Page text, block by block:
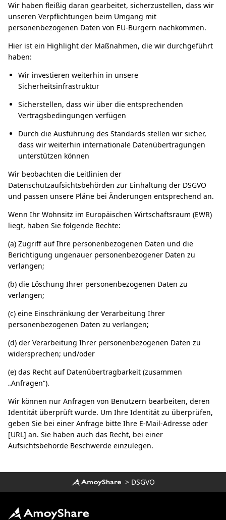
Wir haben fleißig daran gearbeitet, sicherzustellen, dass wir
unseren Verpflichtungen beim Umgang mit
personenbezogenen Daten von EU-Bürgern nachkommen.
Hier ist ein Highlight der Maßnahmen, die wir durchgeführt
haben:
Wir investieren weiterhin in unsere
Sicherheitsinfrastruktur
Sicherstellen, dass wir über die entsprechenden
Vertragsbedingungen verfügen
Durch die Ausführung des Standards stellen wir sicher,
dass wir weiterhin internationale Datenübertragungen
unterstützen können
Wir beobachten die Leitlinien der
Datenschutzaufsichtsbehörden zur Einhaltung der DSGVO
und passen unsere Pläne bei Änderungen entsprechend an.
Wenn Ihr Wohnsitz im Europäischen Wirtschaftsraum (EWR)
liegt, haben Sie folgende Rechte:
(a) Zugriff auf Ihre personenbezogenen Daten und die
Berichtigung ungenauer personenbezogener Daten zu
verlangen;
(b) die Löschung Ihrer personenbezogenen Daten zu
verlangen;
(c) eine Einschränkung der Verarbeitung Ihrer
personenbezogenen Daten zu verlangen;
(d) der Verarbeitung Ihrer personenbezogenen Daten zu
widersprechen; und/oder
(e) das Recht auf Datenübertragbarkeit (zusammen
„Anfragen“).
Wir können nur Anfragen von Benutzern bearbeiten, deren
Identität überprüft wurde. Um Ihre Identität zu überprüfen,
geben Sie bei einer Anfrage bitte Ihre E-Mail-Adresse oder
[URL] an. Sie haben auch das Recht, bei einer
Aufsichtsbehörde Beschwerde einzulegen.
> DSGVO